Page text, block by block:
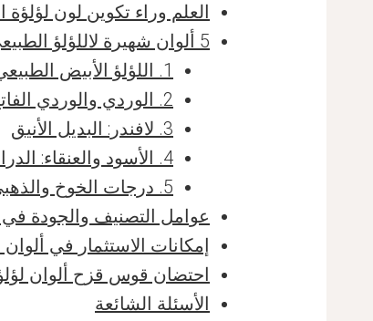
العلم وراء تكوين لون لؤلؤة
5 ألوان شهيرة لاللؤلؤ الطبيعي العذب
1. اللؤلؤ الأبيض الطبيعي العذب: الكلاسيكي الخالد
2. الوردي والوردي الفاتح: الرومانسية في شكل لؤلؤي
3. لافندر: البديل الأنيق
4. الأسود والعنقاء: الدراما والأناقة معًا
5. درجات الخوخ والذهبي: الدفء والفخامة
عوامل التصنيف والجودة في
إمكانات الاستثمار في ألوان
احتضان قوس قزح ألوان
الأسئلة الشائعة